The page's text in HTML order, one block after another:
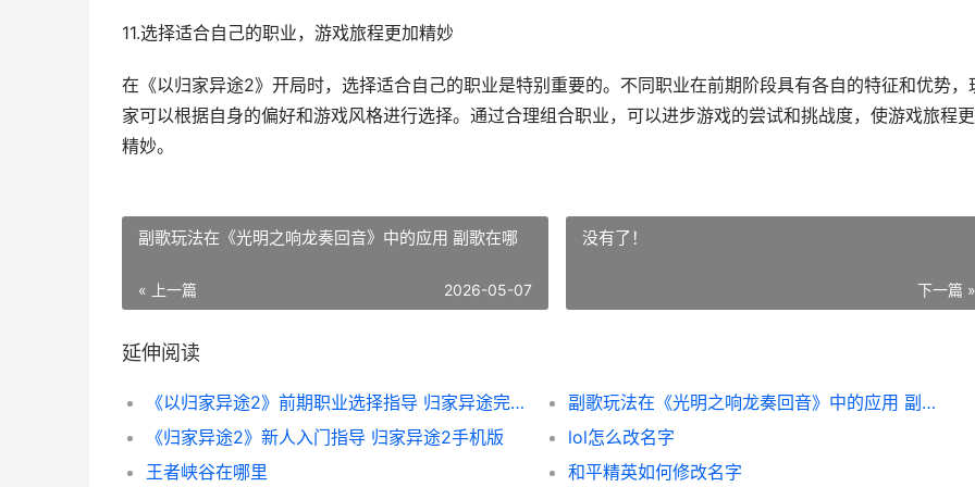
11.选择适合自己的职业，游戏旅程更加精妙
在《以归家异途2》开局时，选择适合自己的职业是特别重要的。不同职业在前期阶段具有各自的特征和优势，
家可以根据自身的偏好和游戏风格进行选择。通过合理组合职业，可以进步游戏的尝试和挑战度，使游戏旅程
精妙。
副歌玩法在《光明之响龙奏回音》中的应用 副歌在哪
« 上一篇 2026-05-07
没有了！
下一篇 »
延伸阅读
《以归家异途2》前期职业选择指导 归家异途完整版中文1.3.5
副歌玩法在《光明之响龙奏回音》中的应用 副歌在哪
《归家异途2》新人入门指导 归家异途2手机版
lol怎么改名字
王者峡谷在哪里
和平精英如何修改名字